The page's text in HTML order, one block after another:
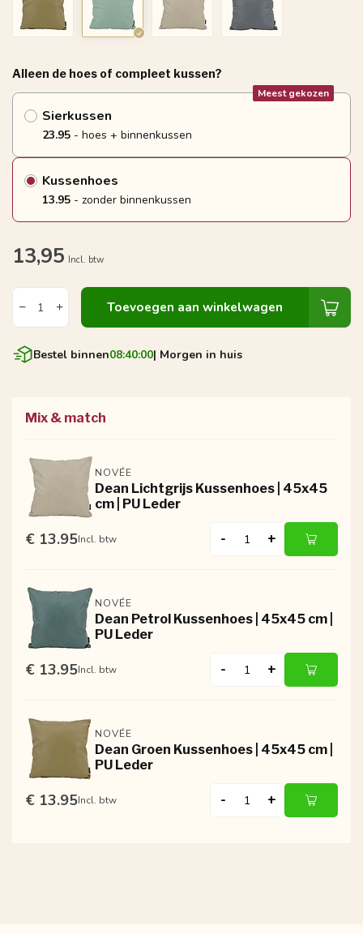
Alleen de hoes of compleet kussen?
Sierkussen
Meest gekozen
23.95 - hoes + binnenkussen
Kussenhoes
13.95 - zonder binnenkussen
13,95 Incl. btw
Toevoegen aan winkelwagen
Bestel binnen08:39:59| Morgen in huis
Mix & match
NOVÉE
Dean Lichtgrijs Kussenhoes | 45x45
cm | PU Leder
€ 13.95Incl. btw - +
NOVÉE
Dean Petrol Kussenhoes | 45x45 cm |
PU Leder
€ 13.95Incl. btw - +
NOVÉE
Dean Groen Kussenhoes | 45x45 cm |
PU Leder
€ 13.95Incl. btw - +